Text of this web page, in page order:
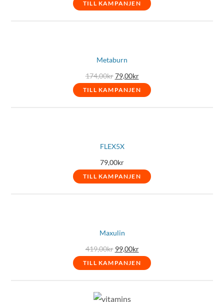
TILL KAMPANJEN
Metaburn
174,00kr Det
ursprungliga
priset
var:
79,00krDet
nuvarande
priset
är:
TILL KAMPANJEN
FLEX5X
79,00kr
TILL KAMPANJEN
Maxulin
419,00kr Det
ursprungliga
priset
var:
99,00krDet
nuvarande
priset
är:
TILL KAMPANJEN